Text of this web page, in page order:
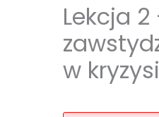
Lekcja
w